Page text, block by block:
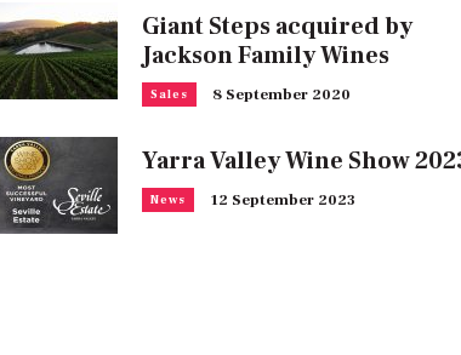
Giant Steps acquired by
Jackson Family Wines
Sales 8 September 2020
Yarra Valley Wine Show
News 12 September 2023